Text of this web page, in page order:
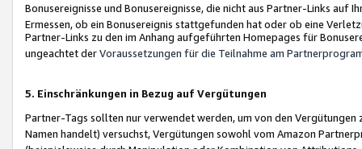
Bonusereignisse und Bonusereignisse, die nicht aus Partner-Links auf
Ermessen, ob ein Bonusereignis stattgefunden hat oder ob eine
Partner-Links zu den im Anhang aufgeführten Homepages für
ungeachtet derVoraussetzungen für die Teilnahme am
5. Einschränkungen in Bezug auf Vergütungen
Partner-Tags sollten nur verwendet werden, um von den
Namen handelt) versuchst, Vergütungen sowohl vom Amazon